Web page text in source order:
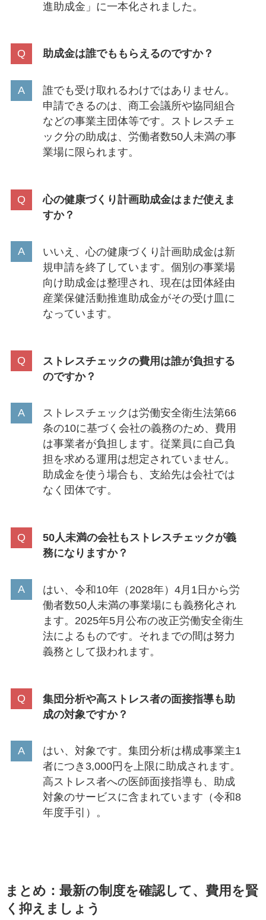
進助成金」に一本化されました。
助成金は誰でももらえるのですか？
誰でも受け取れるわけではありません。
申請できるのは、商工会議所や協同組合
などの事業主団体等です。ストレスチェ
ック分の助成は、労働者数50人未満の事
業場に限られます。
心の健康づくり計画助成金はまだ使えま
すか？
いいえ、心の健康づくり計画助成金は新
規申請を終了しています。個別の事業場
向け助成金は整理され、現在は団体経由
産業保健活動推進助成金がその受け皿に
なっています。
ストレスチェックの費用は誰が負担する
のですか？
ストレスチェックは労働安全衛生法第66
条の10に基づく会社の義務のため、費用
は事業者が負担します。従業員に自己負
担を求める運用は想定されていません。
助成金を使う場合も、支給先は会社では
なく団体です。
50人未満の会社もストレスチェックが義
務になりますか？
はい、令和10年（2028年）4月1日から労
働者数50人未満の事業場にも義務化され
ます。2025年5月公布の改正労働安全衛生
法によるものです。それまでの間は努力
義務として扱われます。
集団分析や高ストレス者の面接指導も助
成の対象ですか？
はい、対象です。集団分析は構成事業主1
者につき3,000円を上限に助成されます。
高ストレス者への医師面接指導も、助成
対象のサービスに含まれています（令和8
年度手引）。
まとめ：最新の制度を確認して、費用を賢
く抑えましょう